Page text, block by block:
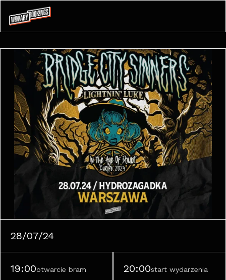
28/07/24
19:00otwarcie bram 20:00start wydarzenia